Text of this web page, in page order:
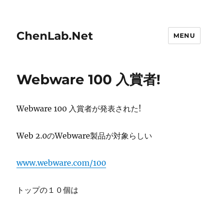
ChenLab.Net MENU
Webware 100 入賞者!
Webware 100 入賞者が発表された!
Web 2.0のWebware製品が対象らしい
www.webware.com/100
トップの１０個は